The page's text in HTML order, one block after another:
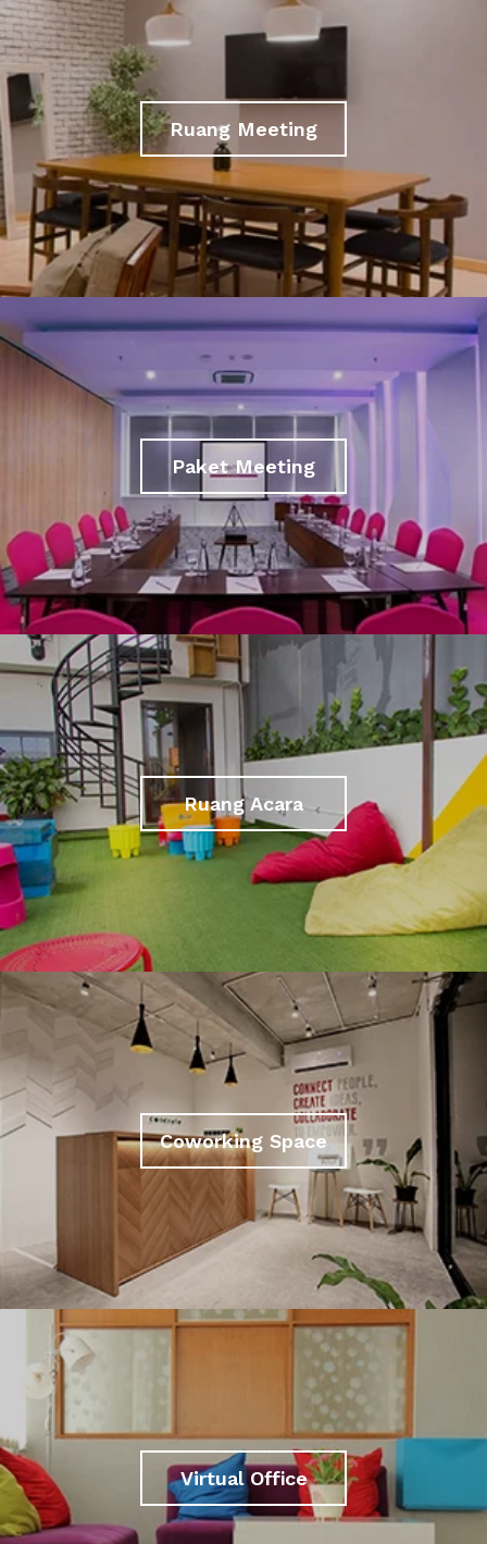
Ruang Meeting
Paket Meeting
Ruang Acara
Coworking Space
Virtual Office